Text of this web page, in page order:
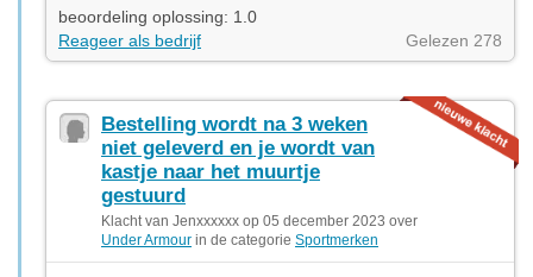
beoordeling oplossing: 1.0
Reageer als bedrijf
Gelezen 278
Bestelling wordt na 3 weken
niet geleverd en je wordt van
kastje naar het muurtje
gestuurd
Klacht van Jenxxxxxx op 05 december 2023 over
Under Armour in de categorie Sportmerken